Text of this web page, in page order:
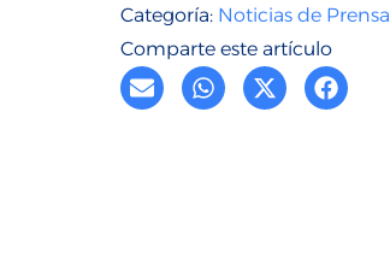
Categoría: Noticias de Prensa
Comparte este artículo